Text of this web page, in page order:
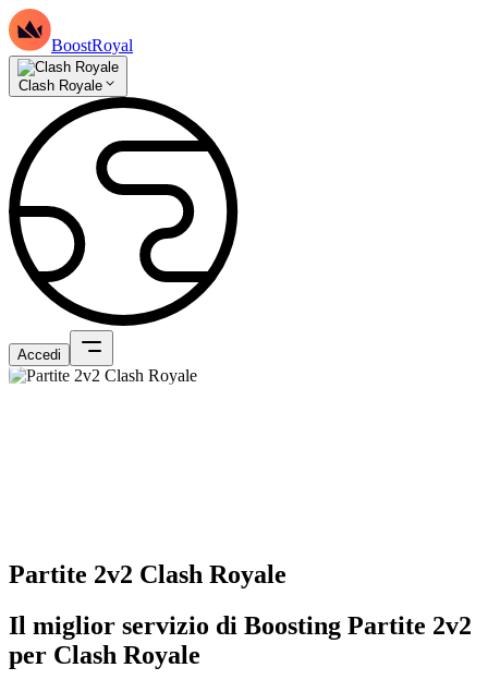
BoostRoyal
Clash Royale
Accedi
Partite 2v2 Clash Royale
Il miglior servizio di Boosting Partite 2v2
per Clash Royale